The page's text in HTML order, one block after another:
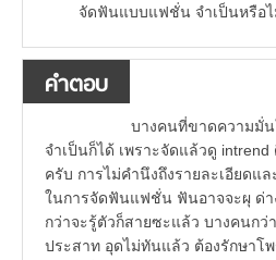
จัดฟันแบบแฟชั่น จำเป็นหรือไ
คำตอบ
บางคนที่ขาดความมั่นใจ
จำเป็นก็ได้ เพราะจัดแล้วดู
ครับ การไม่คำนึงถึงรายละเอียดแ
ในการจัดฟันแฟชั่น ฟันอาจจะผุ ด่า
กว่าจะรู้ตัวก็สายซะแล้ว บางคนกว่
ประสาท อุดไม่ทันแล้ว ต้องรักษาโ